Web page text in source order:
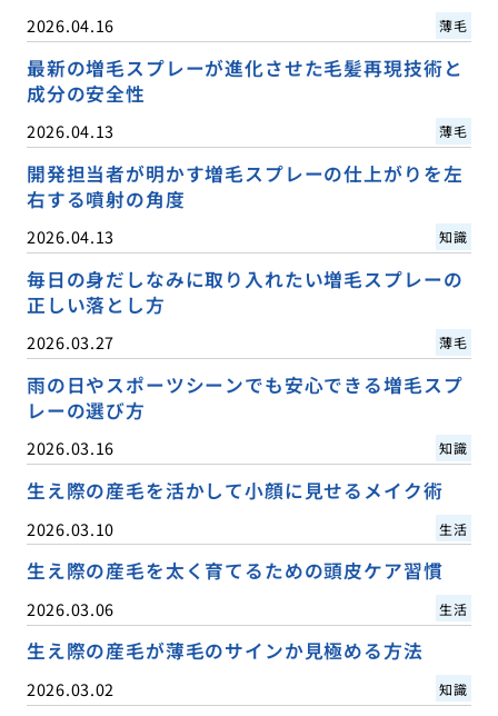
2026.04.16 薄毛
最新の増毛スプレーが進化させた毛髪再現技術と
成分の安全性
2026.04.13 薄毛
開発担当者が明かす増毛スプレーの仕上がりを左
右する噴射の角度
2026.04.13 知識
毎日の身だしなみに取り入れたい増毛スプレーの
正しい落とし方
2026.03.27 薄毛
雨の日やスポーツシーンでも安心できる増毛スプ
レーの選び方
2026.03.16 知識
生え際の産毛を活かして小顔に見せるメイク術
2026.03.10 生活
生え際の産毛を太く育てるための頭皮ケア習慣
2026.03.06 生活
生え際の産毛が薄毛のサインか見極める方法
2026.03.02 知識